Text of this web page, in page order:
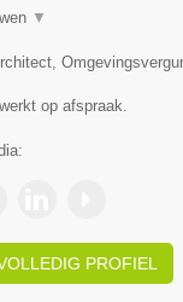
▼
op afspraak.
PROFIEL